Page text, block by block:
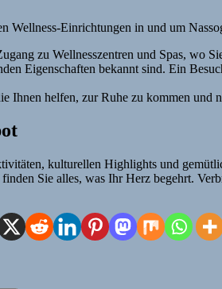
Einrichtungen in und um
zu Wellnesszentren und Spas, wo
Eigenschaften bekannt sind. Ein
Ihnen helfen, zur Ruhe zu kommen und
kulturellen Highlights und
Sie alles, was Ihr Herz begehrt.